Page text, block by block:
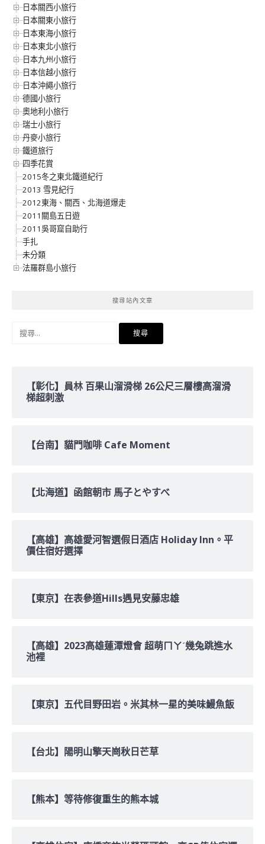
日本關西小旅行
日本關東小旅行
日本東海小旅行
日本東北小旅行
日本九州小旅行
日本信越小旅行
日本沖繩小旅行
德國小旅行
奧地利小旅行
瑞士小旅行
丹麥小旅行
鐵道旅行
四季花賞
2015冬之東北鐵道紀行
2013 雪見紀行
2012東海、關西、北海道爆走
2011關島五日遊
2011吳哥窟自助行
手扎
未分類
法羅群島小旅行
搜尋站內文章
【彰化】員林 百果山溜滑梯 26公尺三層樓高溜滑
梯超刺激
【台南】貓門咖啡 Cafe Moment
【北海道】函館朝市 馬子とやすべ
【高雄】高雄愛河智選假日酒店 Holiday Inn。平
價住宿好選擇
【東京】在表參道Hills遇見安藤忠雄
【高雄】2023高雄蓮潭燈會 超萌ㄇㄚˊ幾兔跳進水
池裡
【東京】五代目野田岩。米其林一星的美味鰻魚飯
【台北】陽明山擎天崗秋日芒草
【熊本】等待修復重生的熊本城